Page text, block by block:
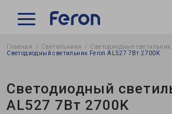
Главная Светильники
Светодиодные
Светодиодный светильник Feron AL527 7Вт 2700K
Светодиодный
AL527 7Вт 2700K